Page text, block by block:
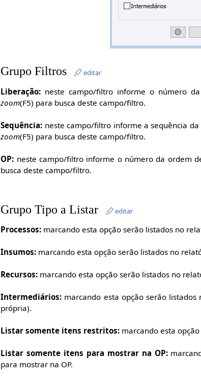
Grupo Filtros editar
Liberação: neste campo/filtro informe o número
zoom(F5) para busca deste campo/filtro.
Sequência: neste campo/filtro informe a sequência
zoom(F5) para busca deste campo/filtro.
OP: neste campo/filtro informe o número da ordem
busca deste campo/filtro.
Grupo Tipo a Listar editar
Processos: marcando esta opção serão listados no
Insumos: marcando esta opção serão listados no
Recursos: marcando esta opção serão listados no
Intermediários: marcando esta opção serão
própria).
Listar somente itens restritos: marcando esta
Listar somente itens para mostrar na OP:
para mostrar na OP.